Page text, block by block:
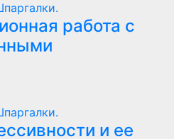
работа с
и ее